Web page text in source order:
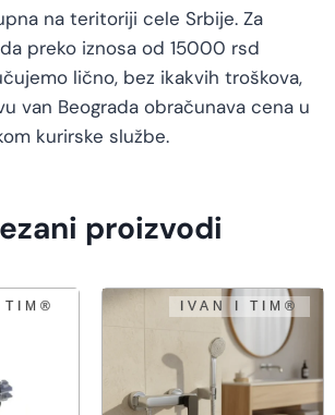
na teritoriji cele Srbije. Za
preko iznosa od 15000 rsd
lično, bez ikakvih troškova,
van Beograda obračunava cena u
kurirske službe.
proizvodi